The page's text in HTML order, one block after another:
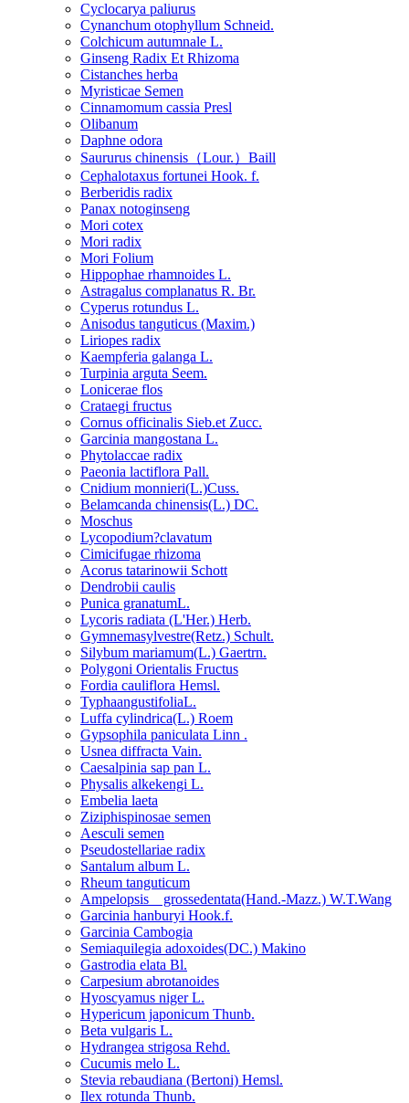
Cyclocarya paliurus
Cynanchum otophyllum Schneid.
Colchicum autumnale L.
Ginseng Radix Et Rhizoma
Cistanches herba
Myristicae Semen
Cinnamomum cassia Presl
Olibanum
Daphne odora
Saururus chinensis（Lour.）Baill
Cephalotaxus fortunei Hook. f.
Berberidis radix
Panax notoginseng
Mori cotex
Mori radix
Mori Folium
Hippophae rhamnoides L.
Astragalus complanatus R. Br.
Cyperus rotundus L.
Anisodus tanguticus (Maxim.)
Liriopes radix
Kaempferia galanga L.
Turpinia arguta Seem.
Lonicerae flos
Crataegi fructus
Cornus officinalis Sieb.et Zucc.
Garcinia mangostana L.
Phytolaccae radix
Paeonia lactiflora Pall.
Cnidium monnieri(L.)Cuss.
Belamcanda chinensis(L.) DC.
Moschus
Lycopodium?clavatum
Cimicifugae rhizoma
Acorus tatarinowii Schott
Dendrobii caulis
Punica granatumL.
Lycoris radiata (L'Her.) Herb.
Gymnemasylvestre(Retz.) Schult.
Silybum mariamum(L.) Gaertrn.
Polygoni Orientalis Fructus
Fordia cauliflora Hemsl.
TyphaangustifoliaL.
Luffa cylindrica(L.) Roem
Gypsophila paniculata Linn .
Usnea diffracta Vain.
Caesalpinia sap pan L.
Physalis alkekengi L.
Embelia laeta
Ziziphispinosae semen
Aesculi semen
Pseudostellariae radix
Santalum album L.
Rheum tanguticum
Ampelopsis grossedentata(Hand.-Mazz.) W.T.Wang
Garcinia hanburyi Hook.f.
Garcinia Cambogia
Semiaquilegia adoxoides(DC.) Makino
Gastrodia elata Bl.
Carpesium abrotanoides
Hyoscyamus niger L.
Hypericum japonicum Thunb.
Beta vulgaris L.
Hydrangea strigosa Rehd.
Cucumis melo L.
Stevia rebaudiana (Bertoni) Hemsl.
Ilex rotunda Thunb.